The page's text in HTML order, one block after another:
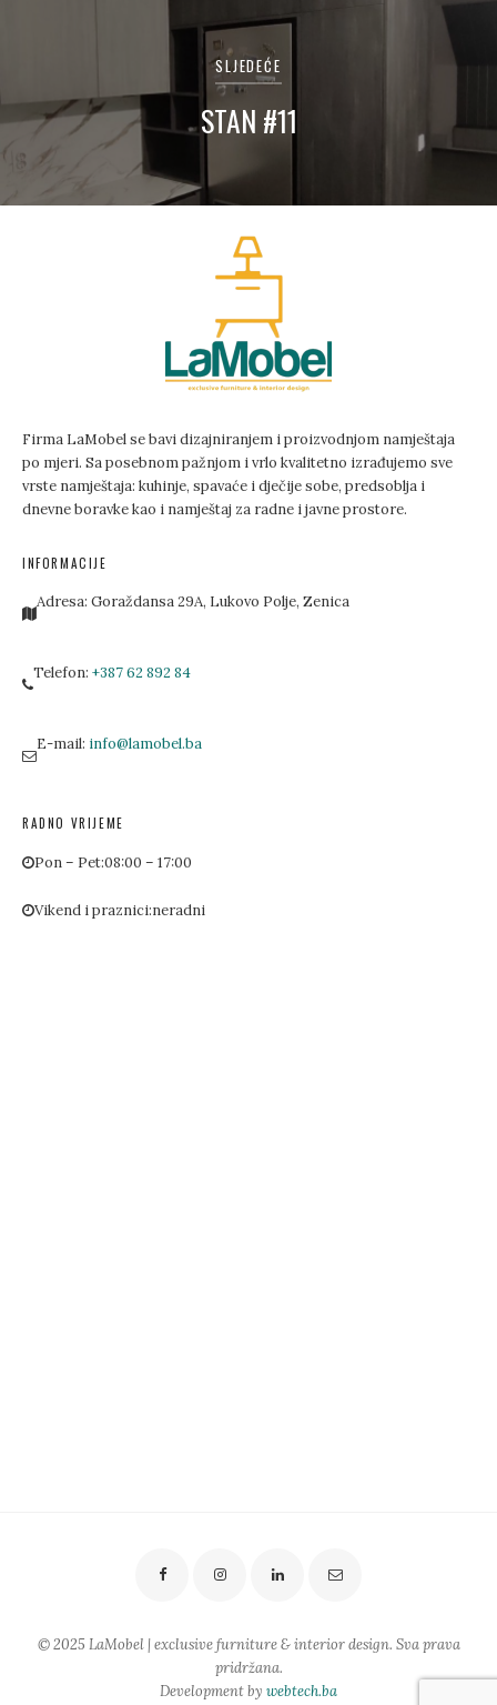
SLJEDEĆE
STAN #11
Firma LaMobel se bavi dizajniranjem i proizvodnjom namještaja
po mjeri. Sa posebnom pažnjom i vrlo kvalitetno izrađujemo sve
vrste namještaja: kuhinje, spavaće i dječije sobe, predsoblja i
dnevne boravke kao i namještaj za radne i javne prostore.
INFORMACIJE
Adresa: Goraždansa 29A, Lukovo Polje, Zenica
Telefon: +387 62 892 84
E-mail: info@lamobel.ba
RADNO VRIJEME
Pon – Pet:08:00 – 17:00
Vikend i praznici:neradni
© 2025 LaMobel | exclusive furniture & interior design. Sva prava
pridržana.
Development by webtech.ba